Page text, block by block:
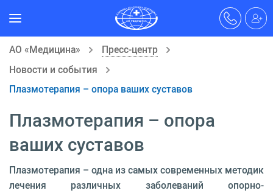
АО «Медицина»
Пресс-центр
Новости и события
Плазмотерапия – опора ваших суставов
Плазмотерапия – опора
ваших суставов
Плазмотерапия – одна из самых современных методик
лечения различных заболеваний опорно-